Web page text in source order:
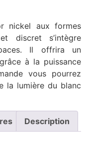
nickel aux formes
discret s’intègre
Il offrira un
à la puissance
vous pourrez
la lumière du blanc
Description